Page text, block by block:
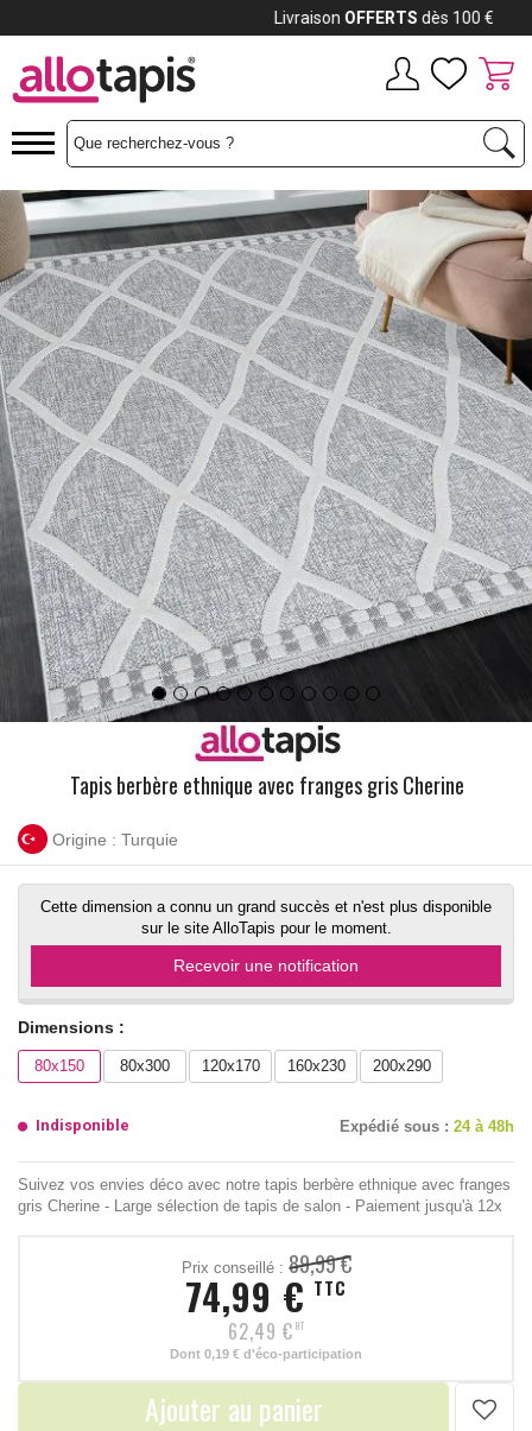
Tapis berbère ethnique avec franges gris Cherine
Origine : Turquie
Cette dimension a connu un grand succès et n'est plus disponible
sur le site AlloTapis pour le moment.
Recevoir une notification
Dimensions :
80x150 80x300 120x170 160x230 200x290
Indisponible Expédié sous : 24 à 48h
Suivez vos envies déco avec notre tapis berbère ethnique avec franges
gris Cherine - Large sélection de tapis de salon - Paiement jusqu'à 12x
Prix conseillé : 89,99 €
74,99 € TTC
62,49 € HT
Dont 0,19 € d'éco-participation
Ajouter au panier
Payez jusqu'à12x